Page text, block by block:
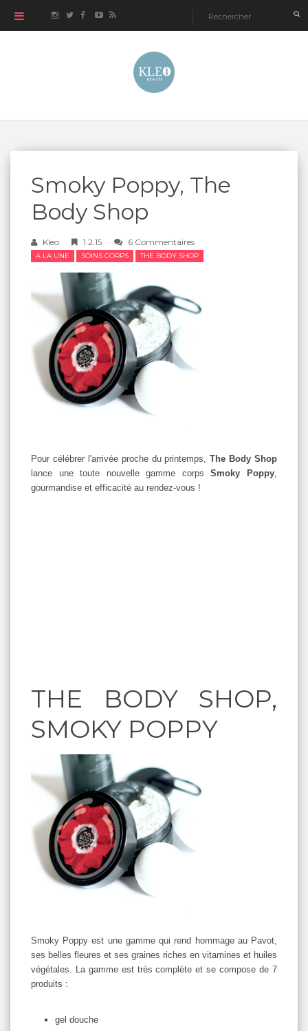
Smoky Poppy, The
Body Shop
Kleo 1.2.15 6 Commentaires
A LA UNE SOINS CORPS THE BODY SHOP
Pour célébrer l'arrivée proche du printemps,The Body Shop
lance une toute nouvelle gamme corpsSmoky Poppy
gourmandise et efficacité au rendez-vous !
THE BODY SHOP,
SMOKY POPPY
Smoky Poppy est une gamme qui rend hommage au Pavot,
ses belles fleures et ses graines riches en vitamines et huiles
végétales. La gamme est très complète et se compose de 7
produits :
gel douche